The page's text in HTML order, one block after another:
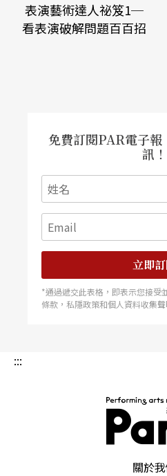
表演藝術達人祕笈1─
看表演破解問題百百招
免費訂閱PAR電子報
訊！
立即
*通過遞交此表格，即表示您接受
條款，私隱政策和個人資料收集聲
:::
關於